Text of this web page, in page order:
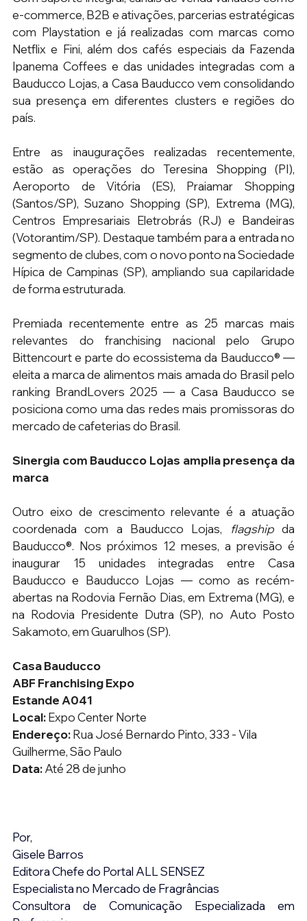
e-commerce, B2B e ativações, parcerias estratégicas
com Playstation e já realizadas com marcas como
Netflix e Fini, além dos cafés especiais da Fazenda
Ipanema Coffees e das unidades integradas com a
Bauducco Lojas, a Casa Bauducco vem consolidando
sua presença em diferentes clusters e regiões do
país.
Entre as inaugurações realizadas recentemente,
estão as operações do Teresina Shopping (PI),
Aeroporto de Vitória (ES), Praiamar Shopping
(Santos/SP), Suzano Shopping (SP), Extrema (MG),
Centros Empresariais Eletrobrás (RJ) e Bandeiras
(Votorantim/SP). Destaque também para a entrada no
segmento de clubes, com o novo ponto na Sociedade
Hípica de Campinas (SP), ampliando sua capilaridade
de forma estruturada.
Premiada recentemente entre as 25 marcas mais
relevantes do franchising nacional pelo Grupo
Bittencourt e parte do ecossistema da Bauducco® —
eleita a marca de alimentos mais amada do Brasil pelo
ranking BrandLovers 2025 — a Casa Bauducco se
posiciona como uma das redes mais promissoras do
mercado de cafeterias do Brasil.
Sinergia com Bauducco Lojas amplia presença da
marca
Outro eixo de crescimento relevante é a atuação
coordenada com a Bauducco Lojas,
flagship da
Bauducco®. Nos próximos 12 meses, a previsão é
inaugurar 15 unidades integradas entre Casa
Bauducco e Bauducco Lojas — como as recém-
abertas na Rodovia Fernão Dias, em Extrema (MG), e
na Rodovia Presidente Dutra (SP), no Auto Posto
Sakamoto, em Guarulhos (SP).
Casa Bauducco
ABF Franchising Expo
Estande A041
Local: Expo Center Norte
Endereço: Rua José Bernardo Pinto, 333 - Vila
Guilherme, São Paulo
Data: Até 28 de junho
Por,
Gisele Barros
Editora Chefe do Portal ALL SENSEZ
Especialista no Mercado de Fragrâncias
Consultora de Comunicação Especializada em